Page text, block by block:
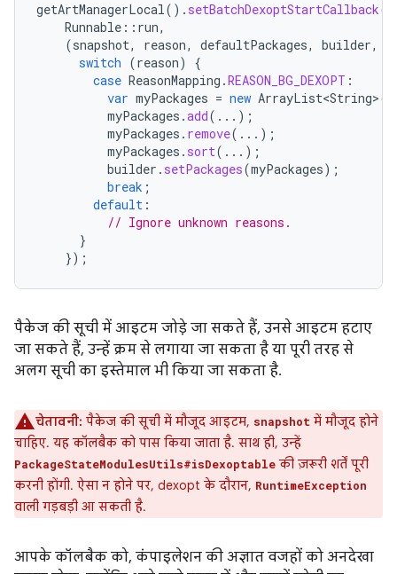
getArtManagerLocal(). setBatchDexoptStartCallback(
Runnable :: run,
(snapshot, reason, defaultPackages, builder,
switch (reason)
{
case ReasonMapping .REASON_BG_DEXOPT :
var myPackages = new ArrayList<String>(
myPackages .add(...);
myPackages . remove(...);
myPackages . sort(...);
builder . setPackages(myPackages);
break ;
default :
// Ignore unknown reasons.
}
});
पैकेज की सूची में आइटम जोड़े जा सकते हैं, उनसे आइटम हटाए
जा सकते हैं, उन्हें क्रम से लगाया जा सकता है या पूरी तरह से
अलग सूची का इस्तेमाल भी किया जा सकता है.
चेतावनी: पैकेज की सूची में मौजूद आइटम, snapshot में मौजूद होने
चाहिए. यह कॉलबैक को पास किया जाता है. साथ ही, उन्हें
PackageStateModulesUtils#isDexoptable की ज़रूरी शर्तें पूरी
करनी होंगी. ऐसा न होने पर, dexopt के दौरान, RuntimeException
वाली गड़बड़ी आ सकती है.
आपके कॉलबैक को, कंपाइलेशन की अज्ञात वजहों को अनदेखा